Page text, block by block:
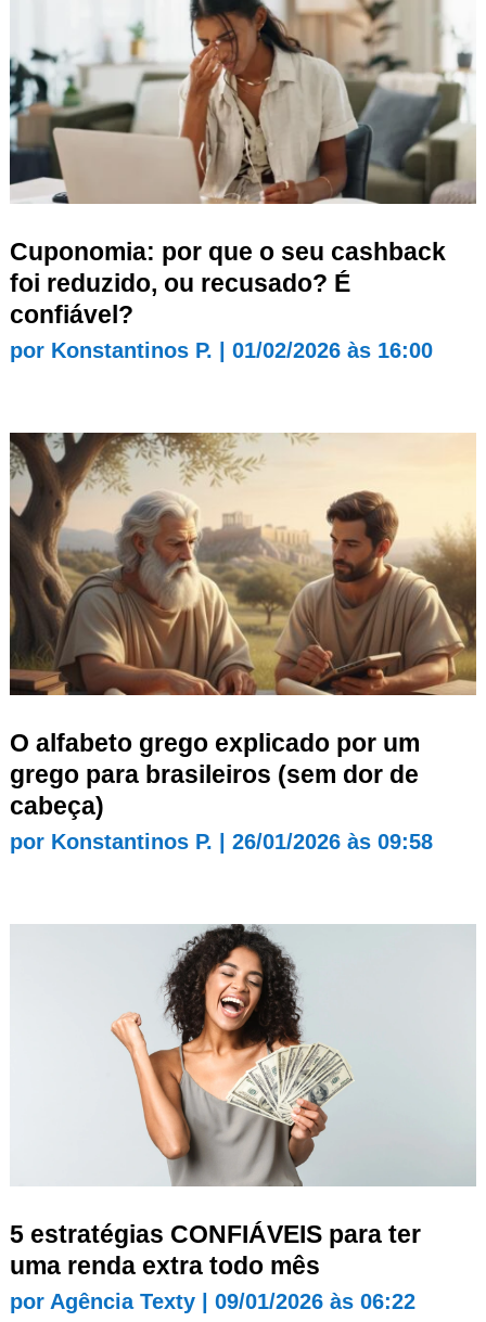
Cuponomia: por que o seu cashback
foi reduzido, ou recusado? É
confiável?
por Konstantinos P. 01/02/2026 às 16:00
O alfabeto grego explicado por um
grego para brasileiros (sem dor de
cabeça)
por Konstantinos P. | 26/01/2026 às 09:58
5 estratégias CONFIÁVEIS para ter
uma renda extra todo mês
por Agência Texty| 09/01/2026 às 06:22